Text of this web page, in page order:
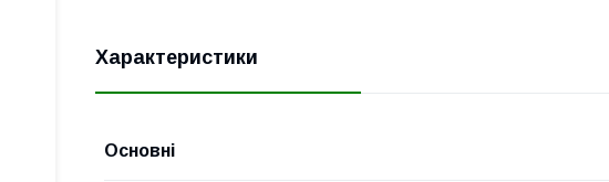
Характеристики
Основні